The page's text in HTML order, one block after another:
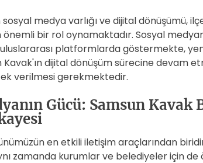
sosyal medya varlığı ve dijital dönüşümü,
önemli bir rol oynamaktadır. Sosyal
platformlarda göstermekte,
Kavak'ın dijital dönüşüm sürecine devam
verilmesi gerekmektedir.
Gücü: Samsun Kavak
en etkili iletişim araçlarından
zamanda kurumlar ve belediyeler için